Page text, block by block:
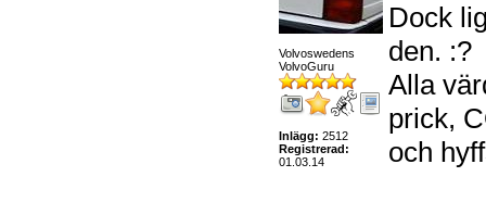
Volvoswedens
VolvoGuru
Inlägg: 2512
Registrerad:
01.03.14
Dock
den. :?
Alla
prick,
och